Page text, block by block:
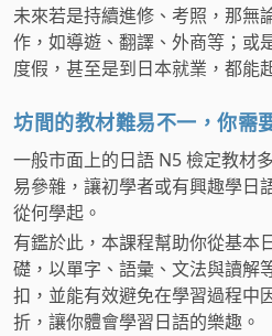
未來若是持續進修、考照，那無
作，如導遊、翻譯、外商等；或
度假，甚至是到日本就業，都能
坊間的教材難易不一，你需
一般市面上的日語 N5 檢定教材
易參雜，讓初學者或有興趣學日
從何學起。
有鑑於此，本課程幫助你從基本
礎，以單字、語彙、文法與讀解
扣，並能有效避免在學習過程中
折，讓你體會學習日語的樂趣。